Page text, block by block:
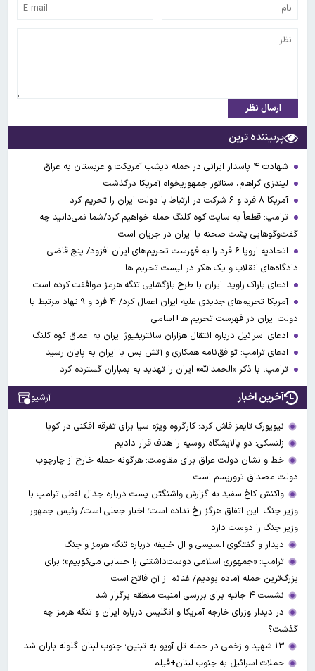
ارسال نظر
پربیننده ترین
شهادت ۴ پاسدار ایرانی در حمله دیشب آمریکت و عربستان به عراق
لیندزی گراهام، سناتور جمهوریخواه آمریکا درگذشت
آمریکا ۸ فرد و ۶ شرکت در ارتباط با دولت ایران را تحریم کرد
ترامپ: قطعاً به سایت کوه کلنگ حمله خواهیم کرد/شما نمی‌دانید چه
گفت‌وگوهایی پشت صحنه با ایران در جریان است
اتحادیه اروپا ۶ فرد را به فهرست تحریم‌های ایران افزود/ پنج قاضی
دادگاه‌های انقلاب و یک هکر در لیست تحریم ها
ادعای باراک راوید: ایران با طرح بازگشایی تنگه هرمز موافقت کرده است
آمریکا تحریم‌های جدیدی علیه ایران اعمال کرد/ ۴ فرد و ۹ نهاد مرتبط با
دولت ایران در فهرست تحریم ها+اسامی
ادعای اسرائیل درباره انتقال هزاران سانتریفیوژ ایران به اعماق کوه کلنگ
ادعای ترامپ: توافق‌نامه همکاری و آتش بس با ایران به پایان رسید
ترامپ، با ذکر «الحمدالله» ایران را تهدید به بمباران گسترده کرد
آخرین اخبار آرشیو
نیویورک تایمز فاش کرد: کارگروه ویژه سیا برای تفرقه افکنی در کوبا
زلنسکی: دو پالایشگاه روسیه را هدف قرار دادیم
خط و نشان دولت عراق برای مقاومت: هرگونه حمله خارج از چارچوب
دولت مصداق تروریسم است
واکنش کاخ سفید به گزارش واشنگتن پست درباره جدال لفظی ترامپ با
وزیر جنگ: این اتفاق هرگز رخ نداده است؛ اخبار جعلی است/ رئیس جمهور
وزیر جنگ را دوست دارد
دیدار و گفتگوی السیسی و ال خلیفه درباره تنگه هرمز و جنگ
ترامپ: «جمهوری اسلامی دوست‌داشتنی را حسابی می‌کوبیم»؛ برای
بزرگ‌ترین حمله آماده بودیم/ غنائم از آنِ فاتح است
نشست ۴ جانبه برای بررسی امنیت منطقه برگزار شد
در دیدار وزرای خارجه آمریکا و انگلیس درباره ایران و تنگه هرمز چه
گذشت؟
۱۳ شهید و زخمی در حمله تل آویو به تبنین؛ جنوب لبنان گلوله باران شد
حملات اسرائیل به جنوب لبنان+فیلم